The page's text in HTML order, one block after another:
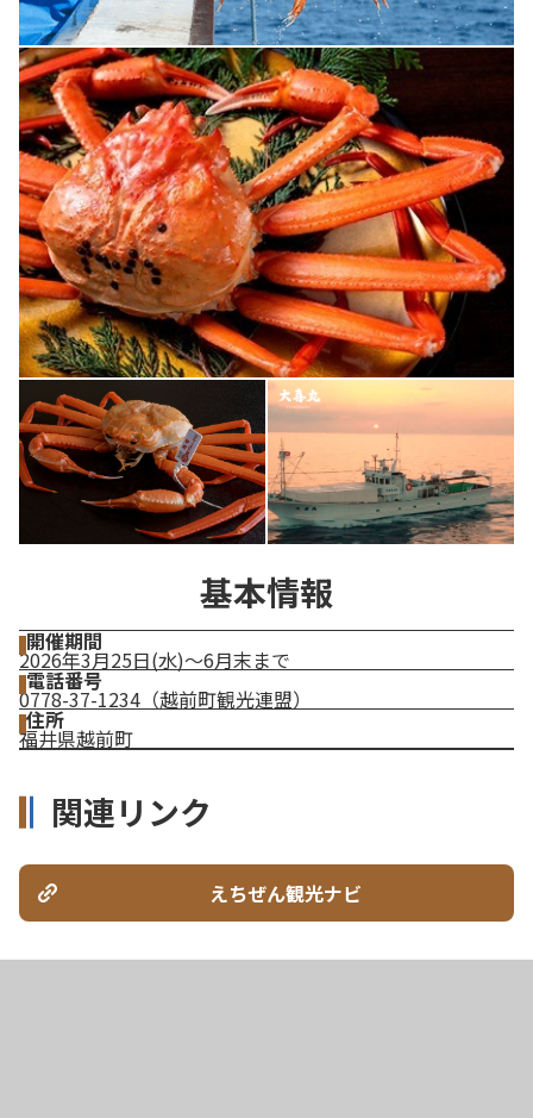
基本情報
開催期間
2026年3月25日(水)～6月末まで
電話番号
0778-37-1234（越前町観光連盟）
住所
福井県越前町
関連リンク
えちぜん観光ナビ